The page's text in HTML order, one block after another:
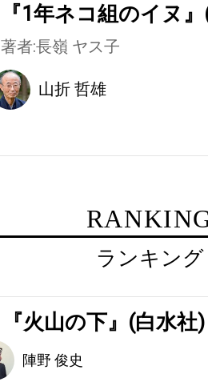
『1年ネコ組のイヌ
著者:長嶺 ヤス子
山折 哲雄
ランキング
『火山の下』(白水社)
陣野 俊史